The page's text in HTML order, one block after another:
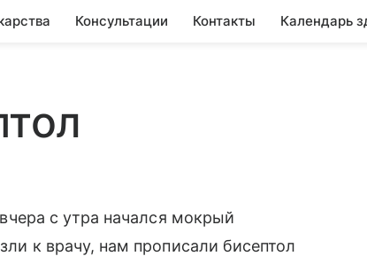
Консультации Контакты Календарь
с утра начался мокрый
к врачу, нам прописали бисептол